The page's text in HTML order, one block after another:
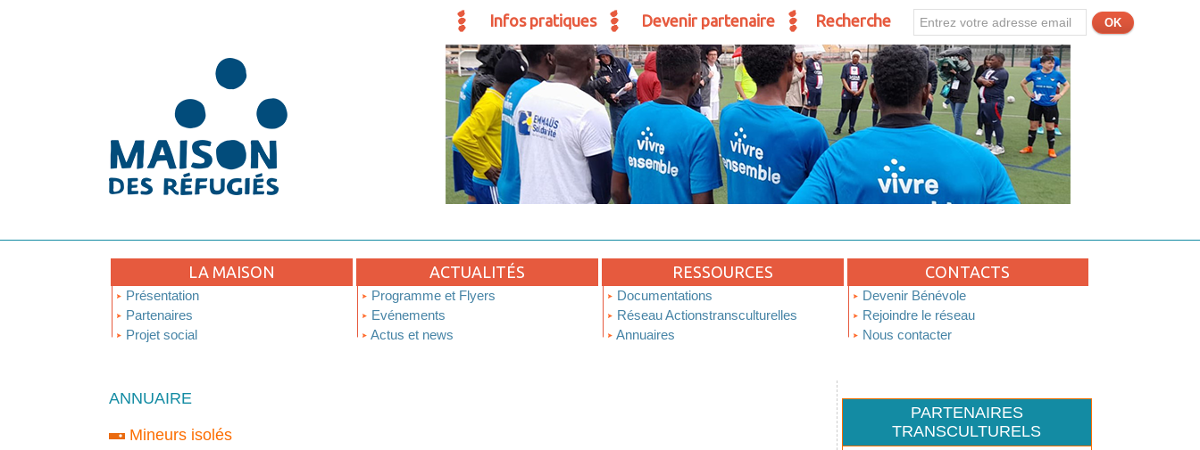
Infos pratiques Devenir partenaire Recherche
LA MAISON
Présentation
Partenaires
Projet social
ACTUALITÉS
Programme et Flyers
Evénements
Actus et news
RESSOURCES
Documentations
Réseau Actionstransculturelles
Annuaires
CONTACTS
Devenir Bénévole
Rejoindre le réseau
Nous contacter
ANNUAIRE
Mineurs isolés
PARTENAIRES
TRANSCULTURELS